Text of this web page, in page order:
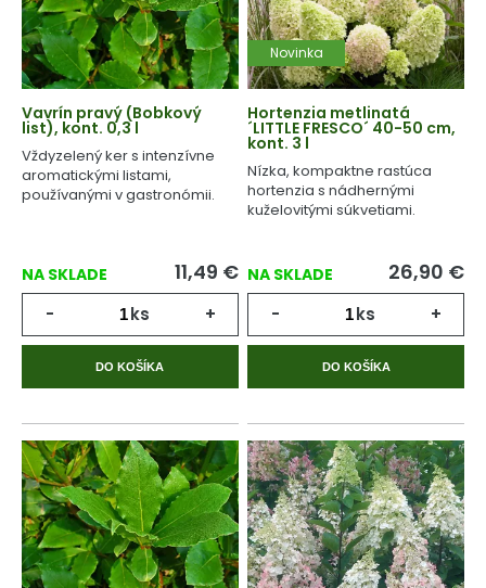
Vavrín pravý (Bobkový
list), kont. 0,3 l
Vždyzelený ker s intenzívne
aromatickými listami,
používanými v gastronómii.
NA SKLADE 11,49 €
- ks +
DO KOŠÍKA
Novinka
Hortenzia metlinatá
´LITTLE FRESCO´ 40-50 cm,
kont. 3 l
Nízka, kompaktne rastúca
hortenzia s nádhernými
kuželovitými súkvetiami.
NA SKLADE 26,90 €
- ks +
DO KOŠÍKA